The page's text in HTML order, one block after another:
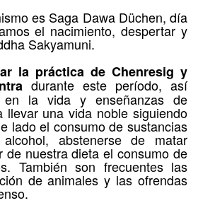
es Saga Dawa Düchen, día
el nacimiento, despertar y
Sakyamuni.
la práctica de Chenresig y
durante este período, así
en la vida y enseñanzas de
llevar una vida noble siguiendo
lado el consumo de sustancias
abstenerse de matar
de nuestra dieta el consumo de
También son frecuentes las
de animales y las ofrendas